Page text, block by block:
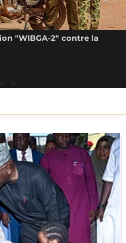
"WIBGA-2" contre la